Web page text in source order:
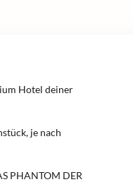
Hotel deiner
je nach
PHANTOM DER